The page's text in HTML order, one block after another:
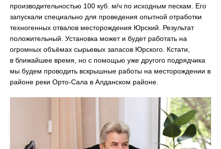
производительностью 100 куб. м/ч по исходным пескам. Его
запускали специально для проведения опытной отработки
техногенных отвалов месторождения Юрский. Результат
положительный. Установка может и будет работать на
огромных объёмах сырьевых запасов Юрского. Кстати,
в ближайшее время, но с помощью уже другого подрядчика
мы будем проводить вскрышные работы на месторождении в
районе реки Орто-Сала в Алданском районе.